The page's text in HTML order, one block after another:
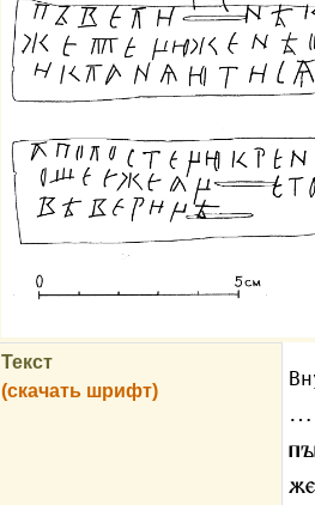
Текст
(скачать шрифт)
…